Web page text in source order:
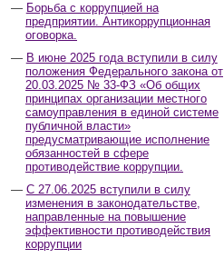
Борьба с коррупцией на
предприятии. Антикоррупционная
оговорка.
В июне 2025 года вступили в силу
положения Федерального закона от
20.03.2025 № 33-ФЗ «Об общих
принципах организации местного
самоуправления в единой системе
публичной власти»
предусматривающие исполнение
обязанностей в сфере
противодействие коррупции.
С 27.06.2025 вступили в силу
изменения в законодательстве,
направленные на повышение
эффективности противодействия
коррупции